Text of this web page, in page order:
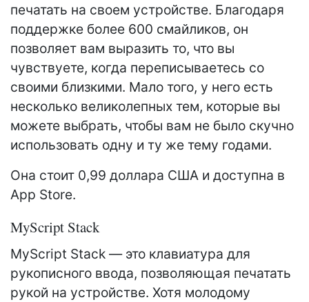
печатать на своем устройстве. Благодаря
поддержке более 600 смайликов, он
позволяет вам выразить то, что вы
чувствуете, когда переписываетесь со
своими близкими. Мало того, у него есть
несколько великолепных тем, которые вы
можете выбрать, чтобы вам не было скучно
использовать одну и ту же тему годами.
Она стоит 0,99 доллара США и доступна в
App Store.
MyScript Stack
MyScript Stack — это клавиатура для
рукописного ввода, позволяющая печатать
рукой на устройстве. Хотя молодому